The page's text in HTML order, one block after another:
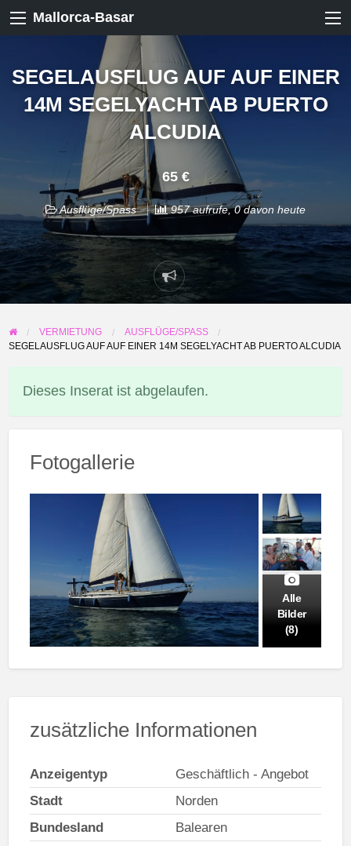
Mallorca-Basar
SEGELAUSFLUG AUF AUF EINER
14M SEGELYACHT AB PUERTO
ALCUDIA
65 €
Ausflüge/Spass 957 aufrufe, 0 davon heute
Problem
melden
VERMIETUNG
AUSFLÜGE/SPASS
SEGELAUSFLUG AUF AUF EINER 14M SEGELYACHT AB PUERTO ALCUDIA
Dieses Inserat ist abgelaufen.
Fotogallerie
Alle
Bilder
(8)
zusätzliche Informationen
Anzeigentyp
Geschäftlich - Angebot
Stadt
Norden
Bundesland
Balearen